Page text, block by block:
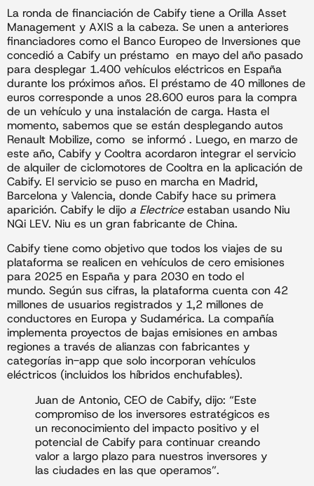
La ronda de financiación de Cabify tiene a Orilla Asset
Management y AXIS a la cabeza. Se unen a anteriores
financiadores como el Banco Europeo de Inversiones que
concedió a Cabify un préstamo en mayo del año pasado
para desplegar 1.400 vehículos eléctricos en España
durante los próximos años. El préstamo de 40 millones de
euros corresponde a unos 28.600 euros para la compra
de un vehículo y una instalación de carga. Hasta el
momento, sabemos que se están desplegando autos
Renault Mobilize, como se informó . Luego, en marzo de
este año, Cabify y Cooltra acordaron integrar el servicio
de alquiler de ciclomotores de Cooltra en la aplicación de
Cabify. El servicio se puso en marcha en Madrid,
Barcelona y Valencia, donde Cabify hace su primera
aparición. Cabify le dijo a Electriceestaban usando Niu
NQi LEV. Niu es un gran fabricante de China.
Cabify tiene como objetivo que todos los viajes de su
plataforma se realicen en vehículos de cero emisiones
para 2025 en España y para 2030 en todo el
mundo. Según sus cifras, la plataforma cuenta con 42
millones de usuarios registrados y 1,2 millones de
conductores en Europa y Sudamérica. La compañía
implementa proyectos de bajas emisiones en ambas
regiones a través de alianzas con fabricantes y
categorías in-app que solo incorporan vehículos
eléctricos (incluidos los híbridos enchufables).
Juan de Antonio, CEO de Cabify, dijo: “Este
compromiso de los inversores estratégicos es
un reconocimiento del impacto positivo y el
potencial de Cabify para continuar creando
valor a largo plazo para nuestros inversores y
las ciudades en las que operamos”.